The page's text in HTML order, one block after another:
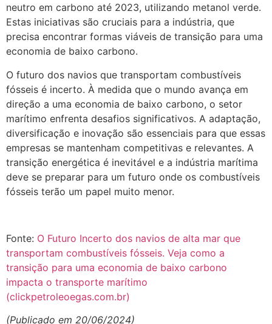
neutro em carbono até 2023, utilizando metanol verde.
Estas iniciativas são cruciais para a indústria, que
precisa encontrar formas viáveis de transição para uma
economia de baixo carbono.
O futuro dos navios que transportam combustíveis
fósseis é incerto. À medida que o mundo avança em
direção a uma economia de baixo carbono, o setor
marítimo enfrenta desafios significativos. A adaptação,
diversificação e inovação são essenciais para que essas
empresas se mantenham competitivas e relevantes. A
transição energética é inevitável e a indústria marítima
deve se preparar para um futuro onde os combustíveis
fósseis terão um papel muito menor.
Fonte: O Futuro Incerto dos navios de alta mar que
transportam combustíveis fósseis. Veja como a
transição para uma economia de baixo carbono
impacta o transporte marítimo
(clickpetroleoegas.com.br)
(Publicado em 20/06/2024)